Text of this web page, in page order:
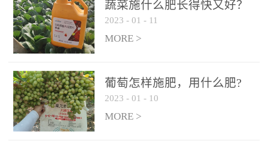
合大量元素水溶肥一起使
用，促使果实膨大，果肉
饱满，品质好，果、枝健
后期∶冲施、滴灌2.5-5kg/
亩/次配合大量元素水溶肥
一起使用，果实转色均
匀，口感好，糖度提高，
合大量元素水溶肥一起使
后期∶冲施、滴灌2.5-5kg/
亩/次配合大量元素水溶肥
蔬菜施什么肥长得快又好？
2023 - 01 - 11
MORE >
葡萄怎样施肥，用什么肥?
2023 - 01 - 10
MORE >